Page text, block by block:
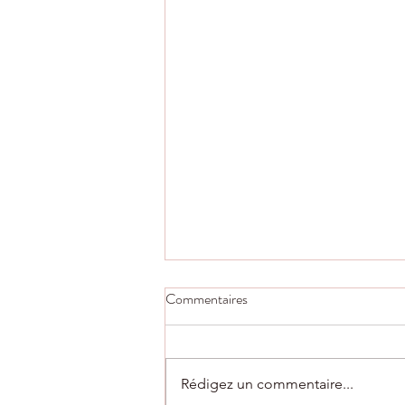
Commentaires
Rédigez un commentaire...